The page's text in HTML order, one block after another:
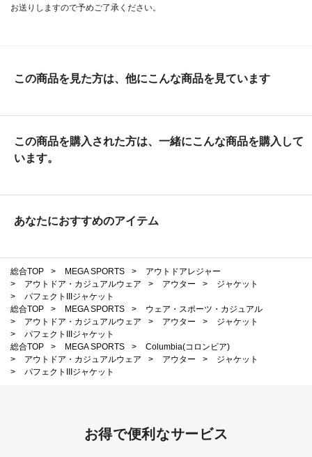
お送りしますので予めご了承ください。
この商品を見た方は、他にこんな商品を見ています
この商品を購入された方は、一緒にこんな商品を購入して
います。
あなたにおすすめのアイテム
総合TOP > MEGA SPORTS >
アウトドアレジャー
>
アウトドア・カジュアルウェア > アウター >
ジャケット
>
パフェクトIIIジャケット
総合TOP
> MEGA SPORTS >
ウェア・スポーツ・カジュアル
>
アウトドア・カジュアルウェア > アウター >
ジャケット
>
パフェクトIIIジャケット
総合TOP
> MEGA SPORTS >
Columbia(コロンビア)
>
アウトドア・カジュアルウェア > アウター >
ジャケット
>
パフェクトIIIジャケット
お得で便利なサービス